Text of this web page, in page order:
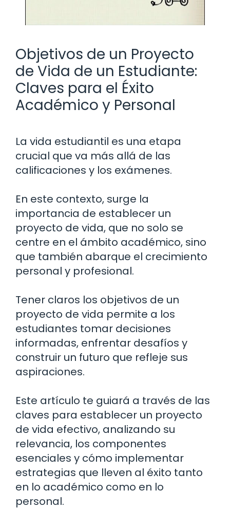
Objetivos de un Proyecto
de Vida de un Estudiante:
Claves para el Éxito
Académico y Personal
La vida estudiantil es una etapa
crucial que va más allá de las
calificaciones y los exámenes.
En este contexto, surge la
importancia de establecer un
proyecto de vida, que no solo se
centre en el ámbito académico, sino
que también abarque el crecimiento
personal y profesional.
Tener claros los objetivos de un
proyecto de vida permite a los
estudiantes tomar decisiones
informadas, enfrentar desafíos y
construir un futuro que refleje sus
aspiraciones.
Este artículo te guiará a través de las
claves para establecer un proyecto
de vida efectivo, analizando su
relevancia, los componentes
esenciales y cómo implementar
estrategias que lleven al éxito tanto
en lo académico como en lo
personal.